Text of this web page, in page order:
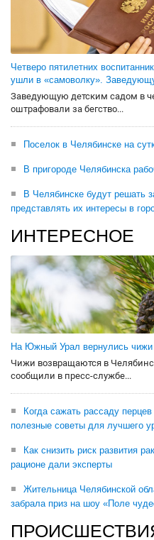
Четверо пятилетних
ушли в «самоволку».
Заведующую детским садом в
оштрафовали за бегство...
Поселок в Челябинске на
В пригороде Челябинска
В Челябинске будут решать
представлять их интересы в
ИНТЕРЕСНОЕ
На Южный Урал вернулись чижи
Чижи возвращаются в
сообщили в пресс-службе...
Когда сажать рассаду
полезные советы для лучшего
Как снизить риск развития
рационе дали эксперты
Жительница Челябинской
забрала приз на шоу «Поле